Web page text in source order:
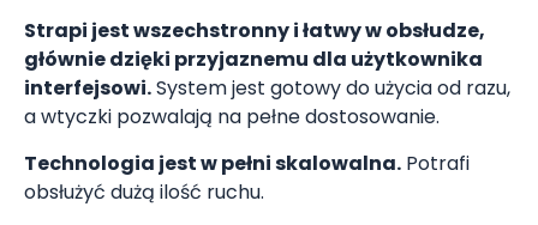
Strapi jest wszechstronny i łatwy w obsłudze,
głównie dzięki przyjaznemu dla użytkownika
interfejsowi.System jest gotowy do użycia od razu,
a wtyczki pozwalają na pełne dostosowanie.
Technologia jest w pełni skalowalna. Potrafi
obsłużyć dużą ilość ruchu.